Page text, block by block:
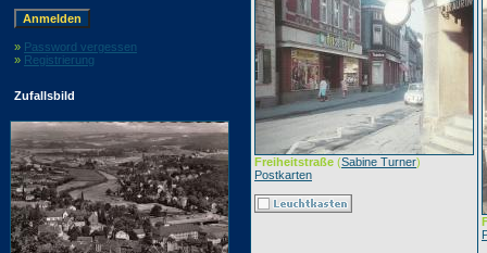
» Password vergessen
» Registrierung
Zufallsbild
Freiheitstraße (Sabine Turner)
Postkarten